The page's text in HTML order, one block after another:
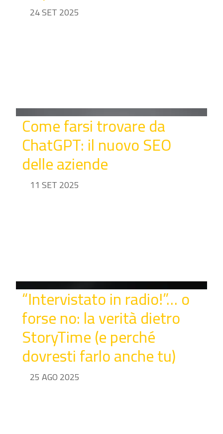
24 SET 2025
Come farsi trovare da
ChatGPT: il nuovo SEO
delle aziende
11 SET 2025
“Intervistato in radio!”… o
forse no: la verità dietro
StoryTime (e perché
dovresti farlo anche tu)
25 AGO 2025